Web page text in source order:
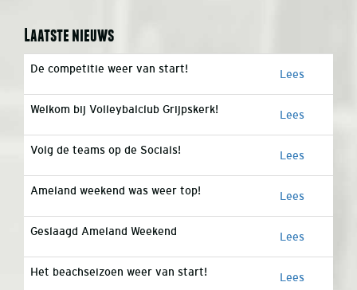
Laatste nieuws
De competitie weer van start! Lees
Welkom bij Volleybalclub Grijpskerk! Lees
Volg de teams op de Socials! Lees
Ameland weekend was weer top! Lees
Geslaagd Ameland Weekend Lees
Het beachseizoen weer van start! Lees